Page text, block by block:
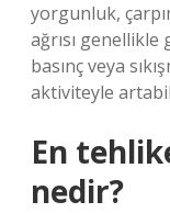
yorgunluk,
ağrısı
basınç veya
aktiviteyle
En
nedir?